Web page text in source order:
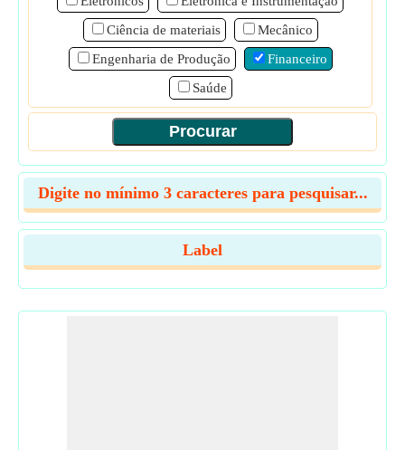
Ciência de materiais
Mecânico
Engenharia de Produção
Financeiro
Saúde
Digite no mínimo 3 caracteres para pesquisar...
Label